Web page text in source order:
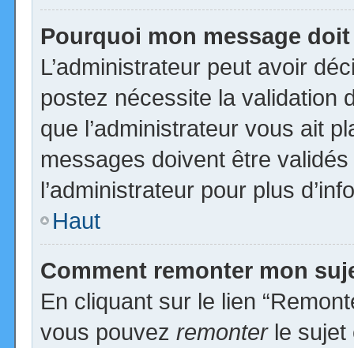
Pourquoi mon message
L’administrateur peut avoir
postez nécessite la validation
que l’administrateur vous ait
messages doivent être
l’administrateur pour plus
Haut
Comment remonter mon
En cliquant sur le lien
vous pouvez remonterle sujet